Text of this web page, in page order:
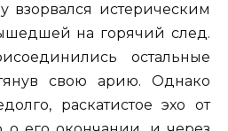
взорвался истерическим
на горячий след.
остальные
свою арию. Однако
раскатистое эхо от